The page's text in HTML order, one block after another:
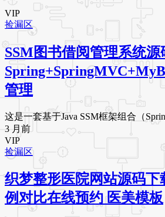
VIP
捡漏区
SSM图书借阅管理系统源
管理
这是一套基于Java SSM框架组合（
3 月前
VIP
捡漏区
织梦整形医院网站源码下
例对比在线预约 医美模板